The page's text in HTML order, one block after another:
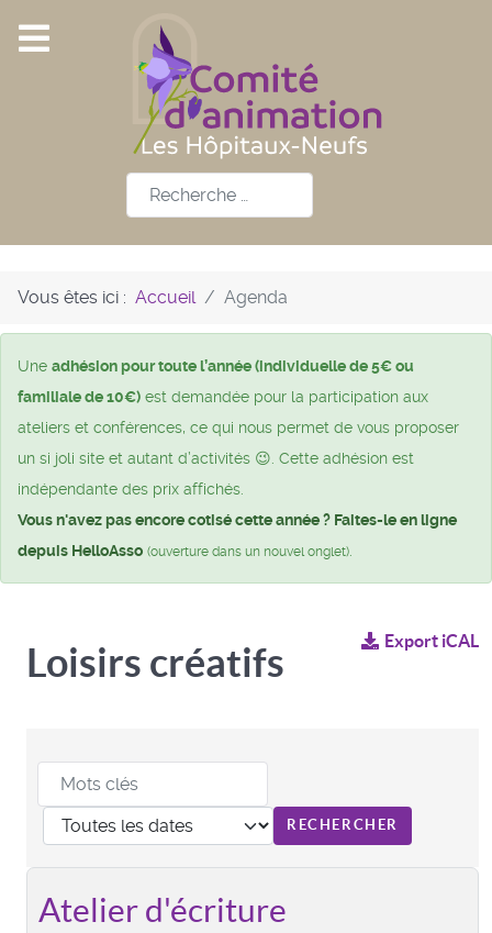
Rechercher
Vous êtes ici : Accueil Agenda
Une adhésion pour toute l’année (individuelle de 5€ ou
familiale de 10€) est demandée pour la participation aux
ateliers et conférences, ce qui nous permet de vous proposer
un si joli site et autant d’activités 😉. Cette adhésion est
indépendante des prix affichés.
Vous n'avez pas encore cotisé cette année ? Faites-le en ligne
depuis HelloAsso (ouverture dans un nouvel onglet)
Loisirs créatifs Export iCAL
Atelier d'écriture